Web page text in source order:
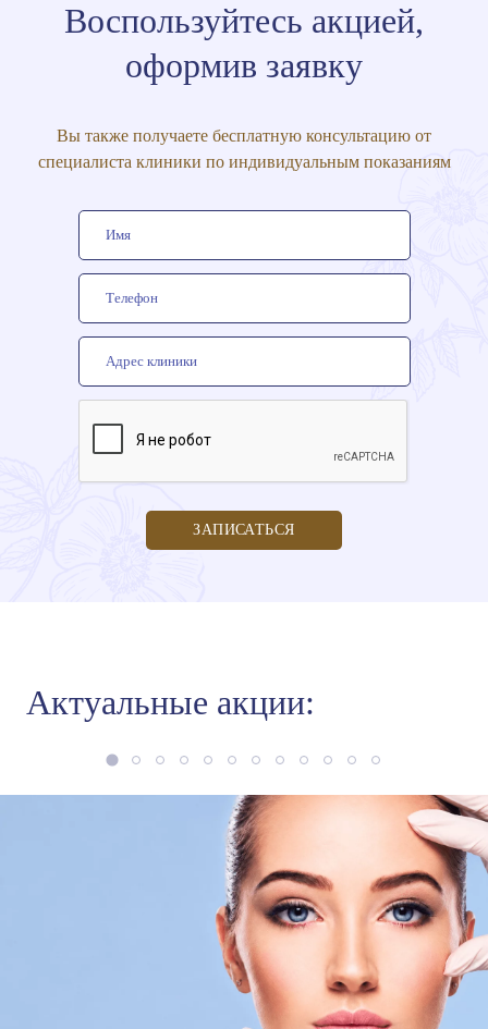
Воспользуйтесь акцией,
оформив заявку
Вы также получаете бесплатную консультацию от
специалиста клиники по индивидуальным показаниям
ЗАПИСАТЬСЯ
Актуальные акции: